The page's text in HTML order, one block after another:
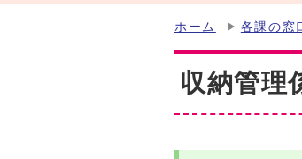
ホーム 各課の窓
収納管理